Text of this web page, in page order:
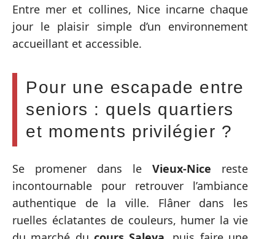
Entre mer et collines, Nice incarne chaque
jour le plaisir simple d’un environnement
accueillant et accessible.
Pour une escapade entre
seniors : quels quartiers
et moments privilégier ?
Se promener dans le Vieux-Nice reste
incontournable pour retrouver l’ambiance
authentique de la ville. Flâner dans les
ruelles éclatantes de couleurs, humer la vie